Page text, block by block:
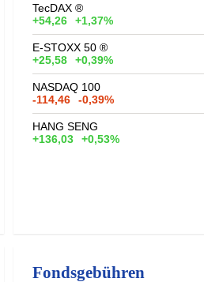
TecDAX ®
+54,26
+1,37%
E-STOXX 50 ®
+25,58
+0,39%
NASDAQ 100
-114,46
-0,39%
HANG SENG
+136,03
+0,53%
Fondsgebühren